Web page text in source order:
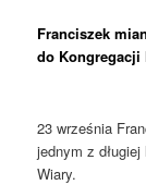
Franciszek
do Kongregacji
23 września
jednym z
Wiary.